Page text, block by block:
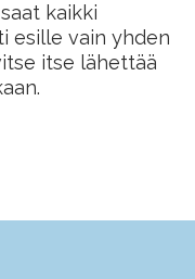
kaikki
esille vain yhden
itse lähettää